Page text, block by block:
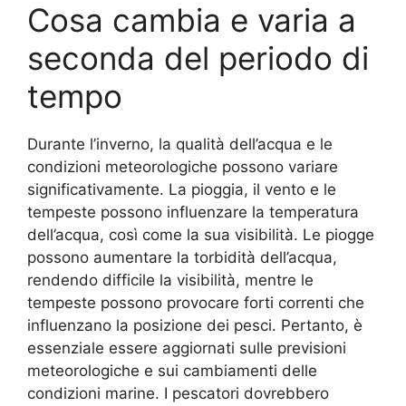
Cosa cambia e varia a
seconda del periodo di
tempo
Durante l’inverno, la qualità dell’acqua e le
condizioni meteorologiche possono variare
significativamente. La pioggia, il vento e le
tempeste possono influenzare la temperatura
dell’acqua, così come la sua visibilità. Le piogge
possono aumentare la torbidità dell’acqua,
rendendo difficile la visibilità, mentre le
tempeste possono provocare forti correnti che
influenzano la posizione dei pesci. Pertanto, è
essenziale essere aggiornati sulle previsioni
meteorologiche e sui cambiamenti delle
condizioni marine. I pescatori dovrebbero